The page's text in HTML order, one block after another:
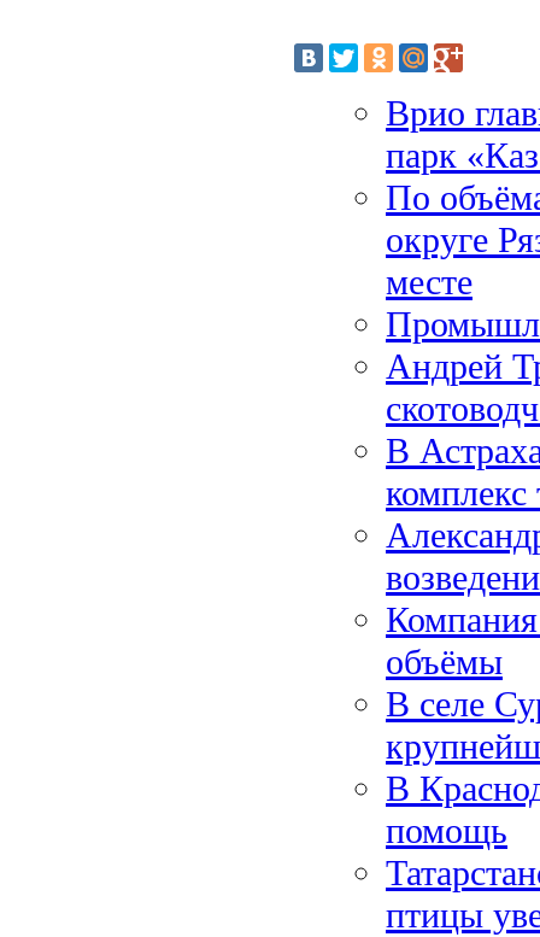
Врио
парк
По
округе
месте
Андрей
В
комплекс
объёмы
В селе
В
помощь
птицы